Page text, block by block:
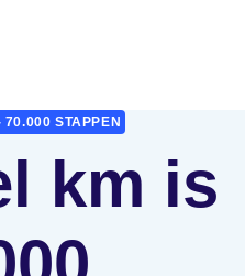
STAPPEN
km is